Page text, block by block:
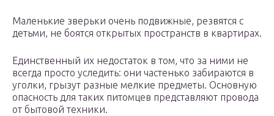
Маленькие зверьки очень подвижные, резвятся с
детьми, не боятся открытых пространств в квартирах.
Единственный их недостаток в том, что за ними не
всегда просто уследить: они частенько забираются в
уголки, грызут разные мелкие предметы. Основную
опасность для таких питомцев представляют провода
от бытовой техники.